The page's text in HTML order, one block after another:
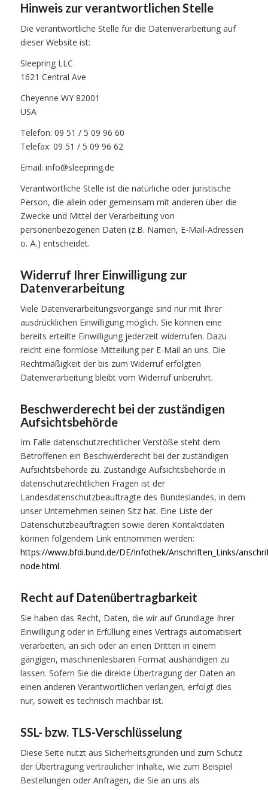
Hinweis zur verantwortlichen Stelle
Die verantwortliche Stelle für die Datenverarbeitung auf
dieser Website ist:
Sleepring LLC
1621 Central Ave
Cheyenne WY 82001
USA
Telefon: 09 51 / 5 09 96 60
Telefax: 09 51 / 5 09 96 62
Email: info@sleepring.de
Verantwortliche Stelle ist die natürliche oder juristische
Person, die allein oder gemeinsam mit anderen über die
Zwecke und Mittel der Verarbeitung von
personenbezogenen Daten (z.B. Namen, E-Mail-Adressen
o. Ä.) entscheidet.
Widerruf Ihrer Einwilligung zur
Datenverarbeitung
Viele Datenverarbeitungsvorgänge sind nur mit Ihrer
ausdrücklichen Einwilligung möglich. Sie können eine
bereits erteilte Einwilligung jederzeit widerrufen. Dazu
reicht eine formlose Mitteilung per E-Mail an uns. Die
Rechtmäßigkeit der bis zum Widerruf erfolgten
Datenverarbeitung bleibt vom Widerruf unberührt.
Beschwerderecht bei der zuständigen
Aufsichtsbehörde
Im Falle datenschutzrechtlicher Verstöße steht dem
Betroffenen ein Beschwerderecht bei der zuständigen
Aufsichtsbehörde zu. Zuständige Aufsichtsbehörde in
datenschutzrechtlichen Fragen ist der
Landesdatenschutzbeauftragte des Bundeslandes, in dem
unser Unternehmen seinen Sitz hat. Eine Liste der
Datenschutzbeauftragten sowie deren Kontaktdaten
können folgendem Link entnommen werden:
https://www.bfdi.bund.de/DE/Infothek/Anschriften_Links/
node.html.
Recht auf Datenübertragbarkeit
Sie haben das Recht, Daten, die wir auf Grundlage Ihrer
Einwilligung oder in Erfüllung eines Vertrags automatisiert
verarbeiten, an sich oder an einen Dritten in einem
gängigen, maschinenlesbaren Format aushändigen zu
lassen. Sofern Sie die direkte Übertragung der Daten an
einen anderen Verantwortlichen verlangen, erfolgt dies
nur, soweit es technisch machbar ist.
SSL- bzw. TLS-Verschlüsselung
Diese Seite nutzt aus Sicherheitsgründen und zum Schutz
der Übertragung vertraulicher Inhalte, wie zum Beispiel
Bestellungen oder Anfragen, die Sie an uns als